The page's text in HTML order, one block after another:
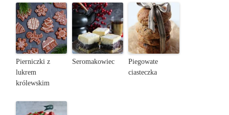
Pierniczki z
lukrem
królewskim
Seromakowiec
Piegowate
ciasteczka